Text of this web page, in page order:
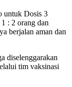
untuk Dosis 3
: 2 orang dan
berjalan aman dan
diselenggarakan
tim vaksinasi